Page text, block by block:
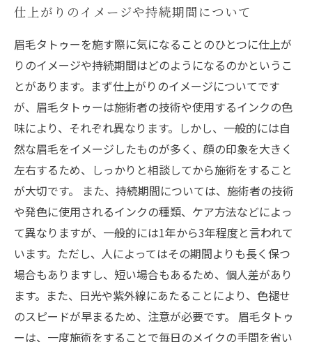
仕上がりのイメージや持続期間について
眉毛タトゥーを施す際に気になることのひとつに仕上が
りのイメージや持続期間はどのようになるのかというこ
とがあります。まず仕上がりのイメージについてです
が、眉毛タトゥーは施術者の技術や使用するインクの色
味により、それぞれ異なります。しかし、一般的には自
然な眉毛をイメージしたものが多く、顔の印象を大きく
左右するため、しっかりと相談してから施術をすること
が大切です。 また、持続期間については、施術者の技術
や発色に使用されるインクの種類、ケア方法などによっ
て異なりますが、一般的には1年から3年程度と言われて
います。ただし、人によってはその期間よりも長く保つ
場合もありますし、短い場合もあるため、個人差があり
ます。また、日光や紫外線にあたることにより、色褪せ
のスピードが早まるため、注意が必要です。 眉毛タトゥ
ーは、一度施術をすることで毎日のメイクの手間を省い